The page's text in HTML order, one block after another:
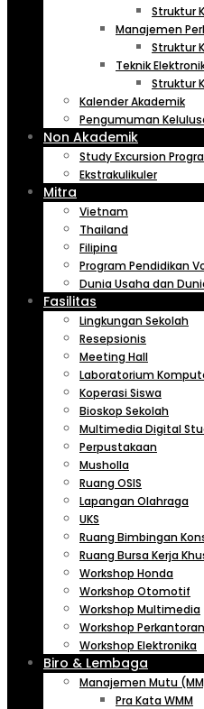
Struktur
Manajemen
Struktur
Teknik
Struktur
Kalender Akademik
Pengumuman
Non Akademik
Study Excursion
Ekstrakulikuler
Mitra
Vietnam
Thailand
Filipina
Program Pendidikan
Dunia Usaha dan
Fasilitas
Lingkungan Sekolah
Resepsionis
Meeting Hall
Laboratorium
Koperasi Siswa
Bioskop Sekolah
Multimedia Digital
Perpustakaan
Musholla
Ruang OSIS
Lapangan Olahraga
UKS
Ruang Bimbingan
Ruang Bursa Kerja
Workshop Honda
Workshop Otomotif
Workshop Multimedia
Workshop Perkantoran
Workshop Elektronika
Biro & Lembaga
Manajemen Mutu
Pra Kata WMM